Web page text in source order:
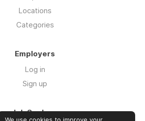
Locations
Categories
Employers
Log in
Sign up
Job Seekers